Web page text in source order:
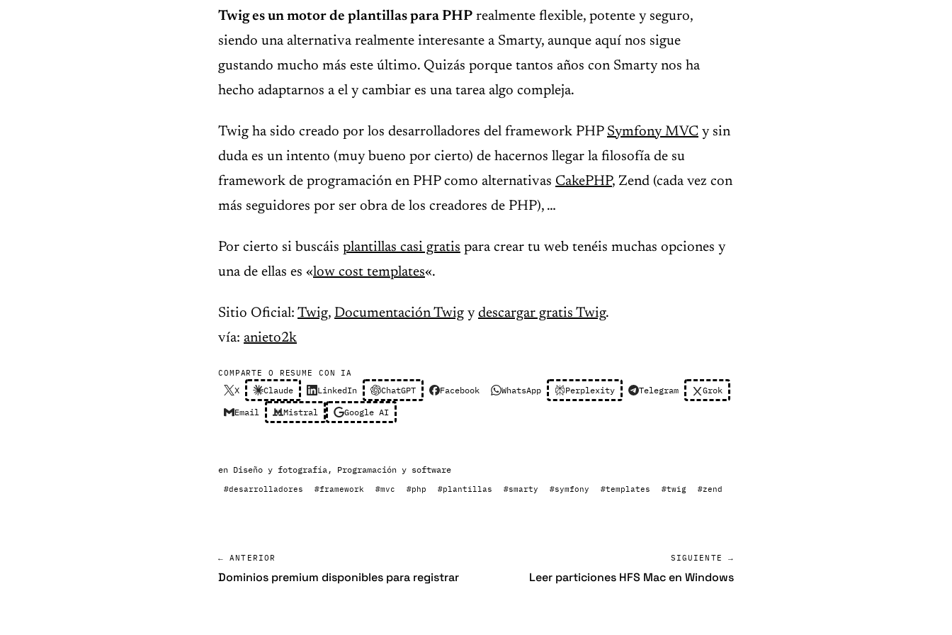
Twig es un motor de plantillas para PHP realmente flexible, potente y seguro,
siendo una alternativa realmente interesante a Smarty, aunque aquí nos sigue
gustando mucho más este último. Quizás porque tantos años con Smarty nos ha
hecho adaptarnos a el y cambiar es una tarea algo compleja.
Twig ha sido creado por los desarrolladores del framework PHP Symfony MVC y sin
duda es un intento (muy bueno por cierto) de hacernos llegar la filosofía de su
framework de programación en PHP como alternativas CakePHP, Zend (cada vez con
más seguidores por ser obra de los creadores de PHP), …
Por cierto si buscáis plantillas casi gratis para crear tu web tenéis muchas opciones y
una de ellas es «low cost templates«.
Sitio Oficial: Twig, Documentación Twig y descargar gratis Twig.
vía: anieto2k
COMPARTE O RESUME CON IA
X Claude LinkedIn ChatGPT Facebook WhatsApp Perplexity Telegram Grok
Email Mistral Google AI
en Diseño y fotografía, Programación y software
#desarrolladores #framework #mvc #php #plantillas #smarty #symfony #templates #twig #zend
← ANTERIOR
Dominios premium disponibles para registrar
SIGUIENTE →
Leer particiones HFS Mac en Windows